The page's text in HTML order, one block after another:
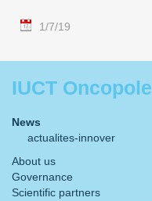
1/7/19
IUCT Oncopole
News
actualites-innover
About us
Governance
Scientific partners